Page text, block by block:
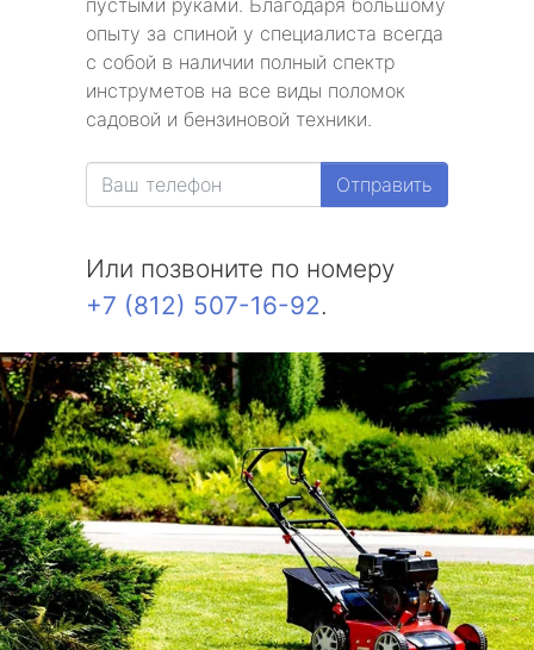
пустыми руками. Благодаря большому
опыту за спиной у специалиста всегда
с собой в наличии полный спектр
инструметов на все виды поломок
садовой и бензиновой техники.
Отправить
Или позвоните по номеру
+7 (812) 507-16-92.